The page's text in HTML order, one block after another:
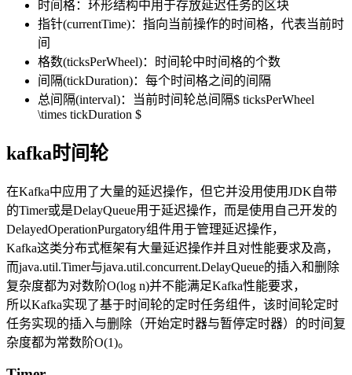
时间格：环形结构中用于存放延迟任务的区块
指针(currentTime)：指向当前操作的时间格，代表当前时
间
格数(ticksPerWheel)：时间轮中时间格的个数
间隔(tickDuration)：每个时间格之间的间隔
总间隔(interval)：当前时间轮总间隔$ ticksPerWheel
\times tickDuration $
kafka时间轮
在Kafka中应用了大量的延迟操作，但它并没用使用JDK自带
的Timer或是DelayQueue用于延迟操作，而是使用自己开发的
DelayedOperationPurgatory组件用于管理延迟操作，
Kafka这类分布式框架有大量延迟操作并且对性能要求及高，
而java.util.Timer与java.util.concurrent.DelayQueue的插入和删除
复杂度都为对数阶O(log n)并不能满足Kafka性能要求，
所以Kafka实现了基于时间轮的定时任务组件，该时间轮定时
任务实现的插入与删除（开始定时器与暂停定时器）的时间复
杂度都为常数阶O(1)。